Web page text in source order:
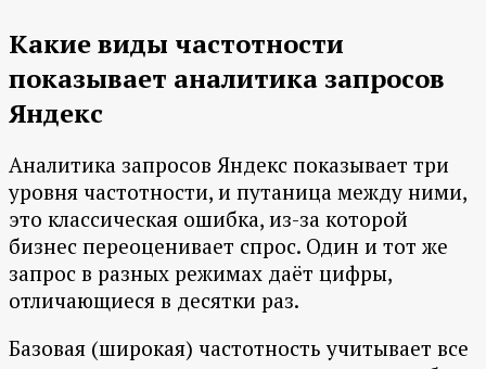
Какие виды частотности
показывает аналитика запросов
Яндекс
Аналитика запросов Яндекс показывает три
уровня частотности, и путаница между ними,
это классическая ошибка, из-за которой
бизнес переоценивает спрос. Один и тот же
запрос в разных режимах даёт цифры,
отличающиеся в десятки раз.
Базовая (широкая) частотность учитывает все